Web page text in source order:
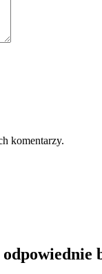
komentarzy.